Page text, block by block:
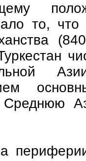
то,
ханства
Среднюю